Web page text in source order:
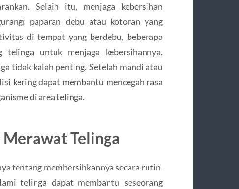
Selain itu, menjaga kebersihan
paparan debu atau kotoran yang
di tempat yang berdebu, beberapa
telinga untuk menjaga kebersihannya.
tidak kalah penting. Setelah mandi atau
kering dapat membantu mencegah rasa
di area telinga.
Telinga
tentang membersihkannya secara rutin.
telinga dapat membantu seseorang